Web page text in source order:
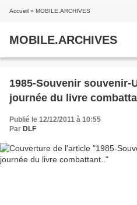
Accueil » MOBILE.ARCHIVES
MOBILE.ARCHIVES
1985-Souvenir souvenir-
journée du livre
Publié le 12/12/2011 à 10:55
Par DLF